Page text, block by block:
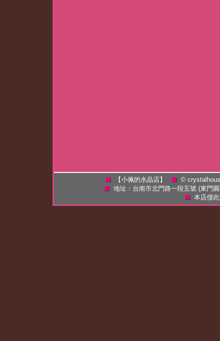
【小佩的水晶店】 ©
地址：台南市北門路一段五號 (東門
本店僅